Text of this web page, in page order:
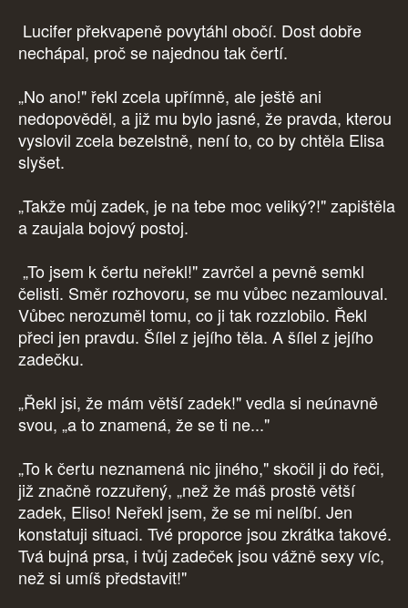
Lucifer překvapeně povytáhl obočí. Dost dobře
nechápal, proč se najednou tak čertí.
„No ano!" řekl zcela upřímně, ale ještě ani
nedopověděl, a již mu bylo jasné, že pravda, kterou
vyslovil zcela bezelstně, není to, co by chtěla Elisa
slyšet.
„Takže můj zadek, je na tebe moc veliký?!" zapištěla
a zaujala bojový postoj.
„To jsem k čertu neřekl!" zavrčel a pevně semkl
čelisti. Směr rozhovoru, se mu vůbec nezamlouval.
Vůbec nerozuměl tomu, co ji tak rozzlobilo. Řekl
přeci jen pravdu. Šílel z jejího těla. A šílel z jejího
zadečku.
„Řekl jsi, že mám větší zadek!" vedla si neúnavně
svou, „a to znamená, že se ti ne..."
„To k čertu neznamená nic jiného," skočil ji do řeči,
již značně rozzuřený, „než že máš prostě větší
zadek, Eliso! Neřekl jsem, že se mi nelíbí. Jen
konstatuji situaci. Tvé proporce jsou zkrátka takové.
Tvá bujná prsa, i tvůj zadeček jsou vážně sexy víc,
než si umíš představit!"